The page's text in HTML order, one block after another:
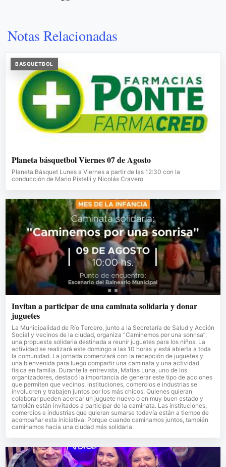
Notas Relacionadas
BASQUETBOL
Planeta básquetbol Viernes 07 de Agosto
Planeta Básquet Lunes a Viernes a partir de las 12:30 con la
conducción de Mario Pistelli y Nicolás Cravero
Invitan a participar de una caminata solidaria y donar
juguetes
La Municipalidad de Río Tercero, junto a la Secretaría de Salud y Acción
Social y vecinos de la ciudad, organiza “Caminemos por una sonrisa”,
una propuesta solidaria destinada a reunir juguetes para los niños. La
actividad se realizará este domingo a las 10 horas y está abierta a toda
la comunidad. La jornada comenzará con la recepción de juguetes y
una bienvenida para luego compartir una caminata y una actividad
física en familia. Durante la entrevista, Matías Luna, uno de los
organizadores, destacó la importancia de generar este tipo de acciones
que permiten que vecinos, instituciones, comercios e industrias se
involucren y trabajen juntos por los más chicos. Quienes quieran
colaborar pueden acercar un juguete nuevo o en muy buen estado y
también están invitados a participar de la caminata. Las instituciones,
comercios e industrias que quieran sumarse todavía están a tiempo de
acompañar esta iniciativa. Porque cuando caminamos juntos, también
caminamos hacia una ciudad más solidaria.